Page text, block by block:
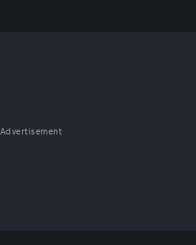
Advertisement